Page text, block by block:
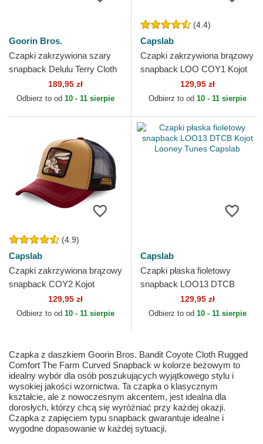
Goorin Bros.
Czapki zakrzywiona szary
snapback Delulu Terry Cloth
The Farm Goorin Bros.
189,95 zł
Odbierz to od 10 - 11 sierpie
(4.4)
Capslab
Czapki zakrzywiona brązowy
snapback LOO COY1 Kojot
Looney Tunes Capslab
129,95 zł
Odbierz to od 10 - 11 sierpie
(4.9)
Capslab
Czapki zakrzywiona brązowy
snapback COY2 Kojot
Looney Tunes Capslab
129,95 zł
Odbierz to od 10 - 11 sierpie
Capslab
Czapki płaska fioletowy
snapback LOO13 DTCB
Kojot Looney Tunes Capslab
129,95 zł
Odbierz to od 10 - 11 sierpie
Czapka z daszkiem Goorin Bros. Bandit Coyote Cloth Rugged
Comfort The Farm Curved Snapback w kolorze beżowym to
idealny wybór dla osób poszukujących wyjątkowego stylu i
wysokiej jakości wzornictwa. Ta czapka o klasycznym
kształcie, ale z nowoczesnym akcentem, jest idealna dla
dorosłych, którzy chcą się wyróżniać przy każdej okazji.
Czapka z zapięciem typu snapback gwarantuje idealne i
wygodne dopasowanie w każdej sytuacji.